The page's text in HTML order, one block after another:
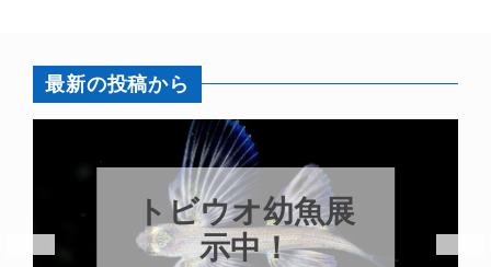
最新の投稿から
トビウオ幼魚展
示中！